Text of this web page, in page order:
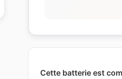
Cette batterie est